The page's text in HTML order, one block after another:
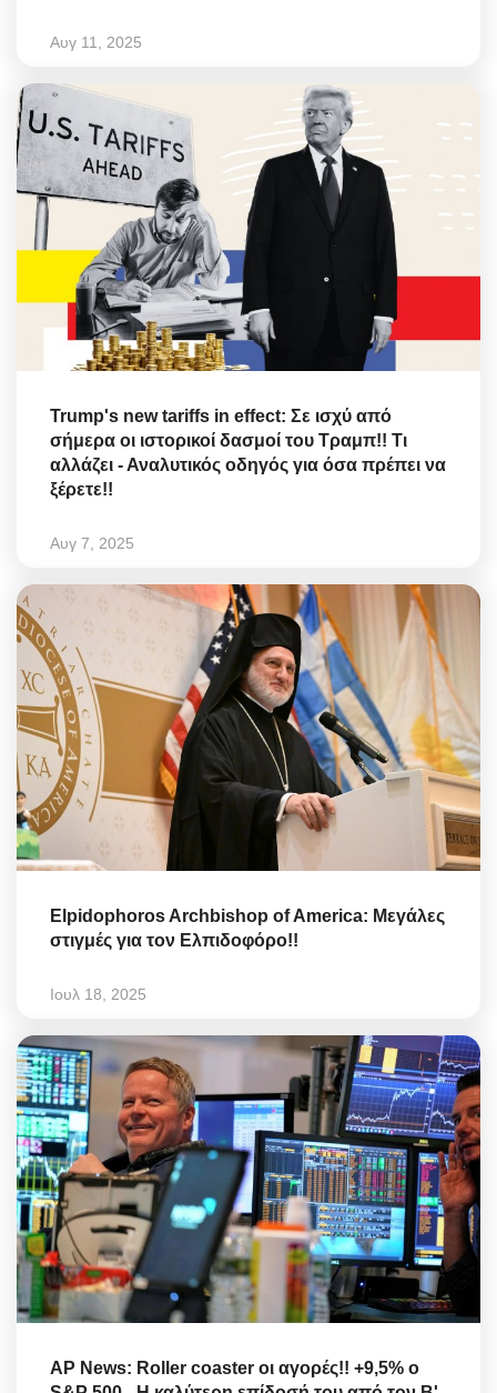
Αυγ 11, 2025
Trump's new tariffs in effect: Σε ισχύ από
σήμερα οι ιστορικοί δασμοί του Τραμπ!! Τι
αλλάζει - Αναλυτικός οδηγός για όσα πρέπει να
ξέρετε!!
Αυγ 7, 2025
Elpidophoros Archbishop of America: Μεγάλες
στιγμές για τον Ελπιδοφόρο!!
Ιουλ 18, 2025
AP News: Roller coaster οι αγορές!! +9,5% ο